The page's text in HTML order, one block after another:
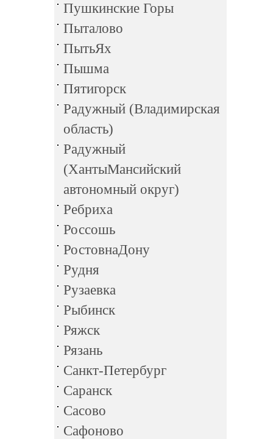
Пушкинские Горы
Пыталово
ПытьЯх
Пышма
Пятигорск
Радужный (Владимирская
область)
Радужный
(ХантыМансийский
автономный округ)
Ребриха
Россошь
РостовнаДону
Рудня
Рузаевка
Рыбинск
Ряжск
Рязань
Санкт-Петербург
Саранск
Сасово
Сафоново